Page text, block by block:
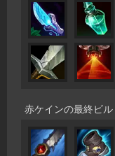
赤ケインの最終ビル